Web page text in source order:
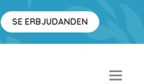
SE ERBJUDANDEN